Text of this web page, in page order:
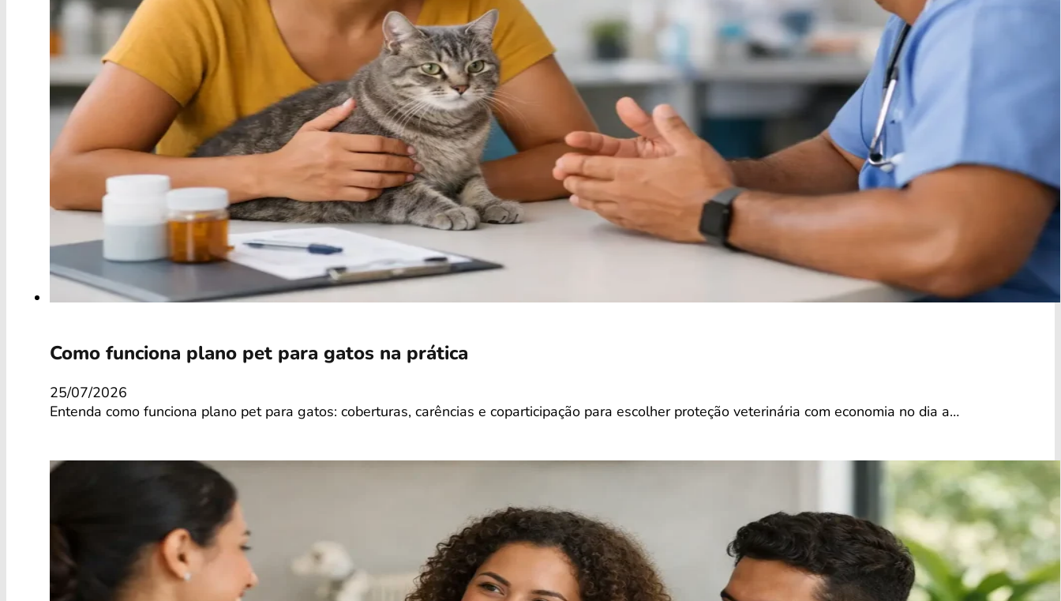
Como funciona plano pet para gatos na prática
25/07/2026
Entenda como funciona plano pet para gatos: coberturas, carências e coparticipação para escolher proteção veterinária com economia no dia a…